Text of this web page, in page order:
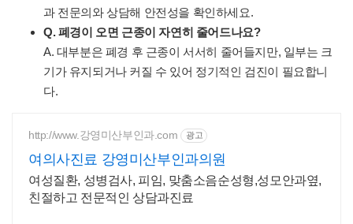
과 전문의와 상담해 안전성을 확인하세요.
Q. 폐경이 오면 근종이 자연히 줄어드나요?
A. 대부분은 폐경 후 근종이 서서히 줄어들지만, 일부는 크
기가 유지되거나 커질 수 있어 정기적인 검진이 필요합니
다.
http://www.강영미산부인과.com 광고
여의사진료 강영미산부인과의원
여성질환, 성병검사, 피임, 맞춤소음순성형,성모안과옆,
친절하고 전문적인 상담과진료